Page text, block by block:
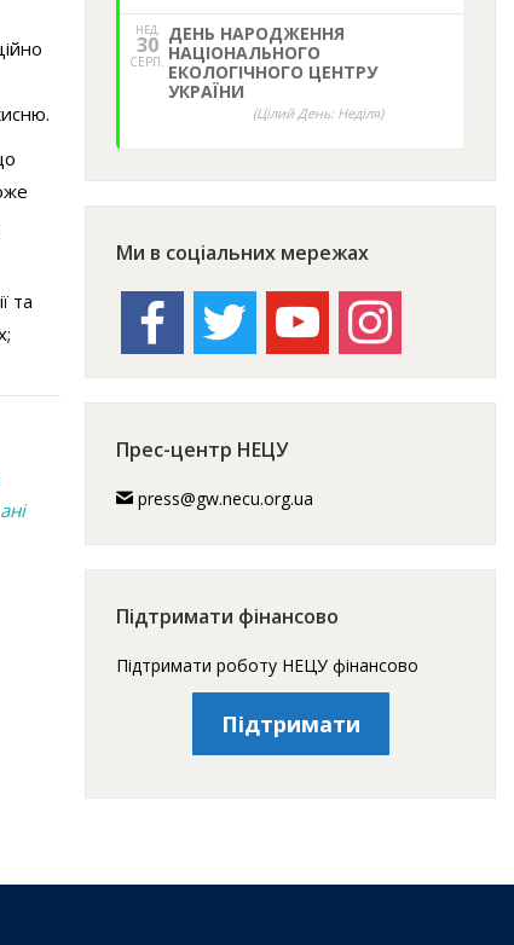
та
НЕД,
30
СЕРП.
ДЕНЬ НАРОДЖЕННЯ
НАЦІОНАЛЬНОГО
ЕКОЛОГІЧНОГО ЦЕНТРУ
УКРАЇНИ
(Цілий День: Неділя)
Ми в соціальних мережах
facebook twitter youtube instagram
Прес-центр НЕЦУ
press@gw.necu.org.ua
Підтримати фінансово
Підтримати роботу НЕЦУ фінансово
Підтримати